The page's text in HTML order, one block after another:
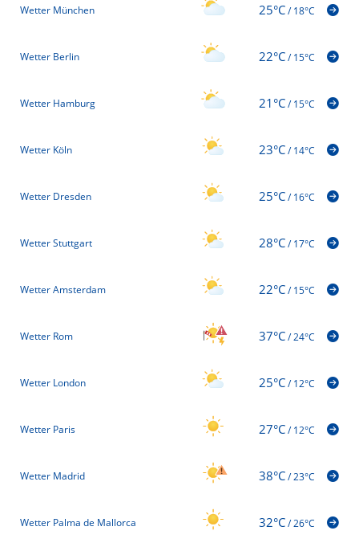
Wetter München 25°C/18°C
Wetter Berlin 22°C/15°C
Wetter Hamburg 21°C/15°C
Wetter Köln 23°C/14°C
Wetter Dresden 25°C/16°C
Wetter Stuttgart 28°C/17°C
Wetter Amsterdam 22°C/15°C
Wetter Rom 37°C/24°C
Wetter London 25°C/12°C
Wetter Paris 27°C/12°C
Wetter Madrid 38°C/23°C
Wetter Palma de Mallorca 32°C/26°C